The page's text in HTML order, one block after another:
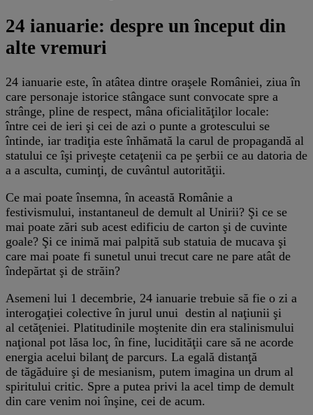
24 ianuarie: despre un început din
alte vremuri
24 ianuarie este, în atâtea dintre oraşele României, ziua în
care personaje istorice stângace sunt convocate spre a
strânge, pline de respect, mâna oficialităţilor locale:
între cei de ieri şi cei de azi o punte a grotescului se
întinde, iar tradiţia este înhămată la carul de propagandă al
statului ce îşi priveşte cetaţenii ca pe şerbii ce au datoria de
a a asculta, cuminţi, de cuvântul autorităţii.
Ce mai poate însemna, în această Românie a
festivismului, instantaneul de demult al Unirii? Şi ce se
mai poate zări sub acest edificiu de carton şi de cuvinte
goale? Şi ce inimă mai palpită sub statuia de mucava şi
care mai poate fi sunetul unui trecut care ne pare atât de
îndepărtat şi de străin?
Asemeni lui 1 decembrie, 24 ianuarie trebuie să fie o zi a
interogaţiei colective în jurul unui destin al naţiunii şi
al cetăţeniei. Platitudinile moştenite din era stalinismului
naţional pot lăsa loc, în fine, lucidităţii care să ne acorde
energia acelui bilanţ de parcurs. La egală distanţă
de tăgăduire şi de mesianism, putem imagina un drum al
spiritului critic. Spre a putea privi la acel timp de demult
din care venim noi înşine, cei de acum.